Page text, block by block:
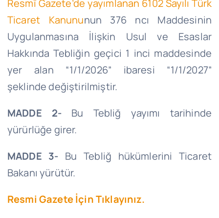
Resmî Gazete’de yayımlanan 6102 Sayılı Türk
Ticaret Kanununun 376 ncı Maddesinin
Uygulanmasına İlişkin Usul ve Esaslar
Hakkında Tebliğin geçici 1 inci maddesinde
yer alan “1/1/2026” ibaresi “1/1/2027”
şeklinde değiştirilmiştir.
MADDE 2- Bu Tebliğ yayımı tarihinde
yürürlüğe girer.
MADDE 3- Bu Tebliğ hükümlerini Ticaret
Bakanı yürütür.
Resmi Gazete İçin Tıklayınız.